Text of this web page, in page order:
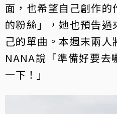
面，也希望自己創作
的粉絲」，她也預告
己的單曲。本週末兩人
NANA說「準備好要去
一下！」